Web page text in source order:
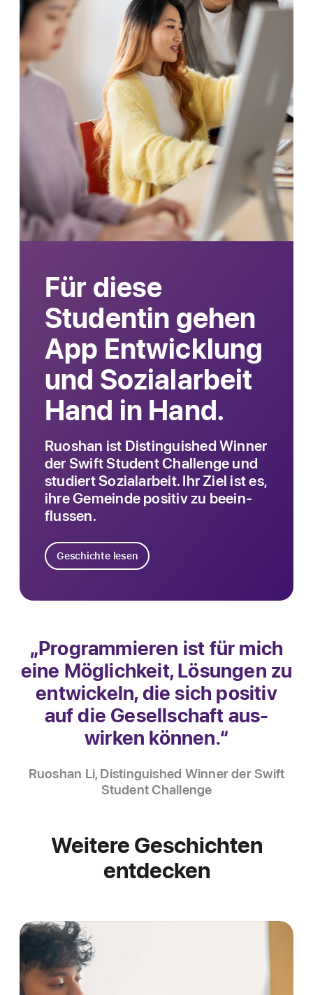
Für diese
Studentin gehen
App Ent­wick­lung
und Sozial­arbeit
Hand in Hand.
Ruoshan ist Distinguished Winner
der Swift Student Challenge und
studiert Sozialarbeit. Ihr Ziel ist es,
ihre Gemeinde positiv zu beein­
flussen.
Geschichte lesen
„Pro­grammieren ist für mich
eine Möglich­keit, Lösun­gen zu
entwickeln, die sich positiv
auf die Gesellschaft aus­
wirken kön­nen.“
Ruoshan Li, Distinguished Winner der Swift
Student Challenge
Weitere Geschichten
entdecken